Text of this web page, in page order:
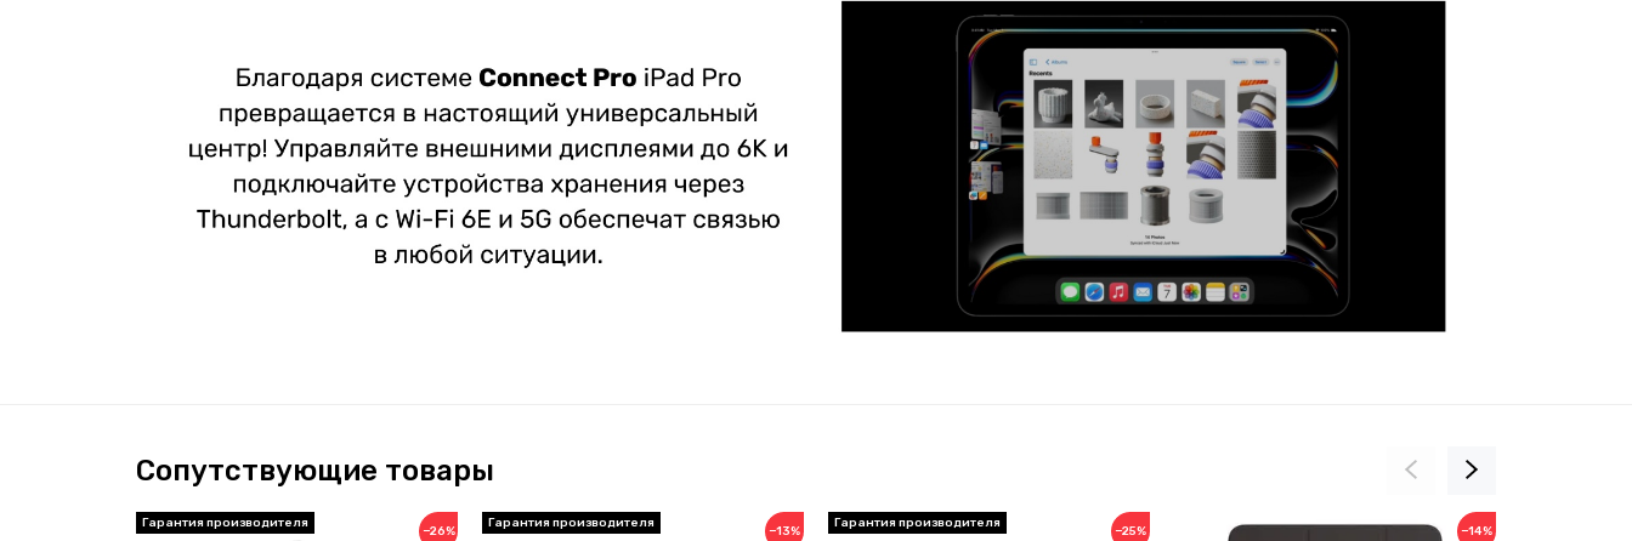
Сопутствующие товары
Гарантия производителя
−26%
Гарантия производителя
−13%
Гарантия производителя
−25% −14%